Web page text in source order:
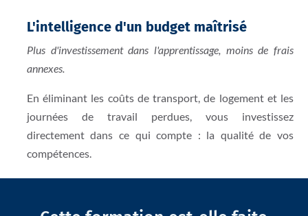
L'intelligence d'un budget maîtrisé
Plus d'investissement dans l'apprentissage, moins de frais
annexes.
En éliminant les coûts de transport, de logement et les
journées de travail perdues, vous investissez
directement dans ce qui compte : la qualité de vos
compétences.